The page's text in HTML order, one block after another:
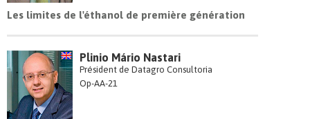
Les limites de l'éthanol de première génération
Plinio Mário Nastari
Président de Datagro Consultoria
Op-AA-21